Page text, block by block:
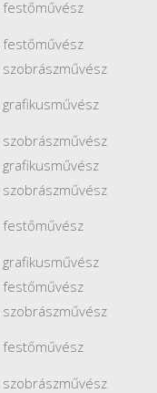
festőművész
festőművész
szobrászművész
grafikusművész
szobrászművész
grafikusművész
szobrászművész
festőművész
grafikusművész
festőművész
szobrászművész
festőművész
szobrászművész